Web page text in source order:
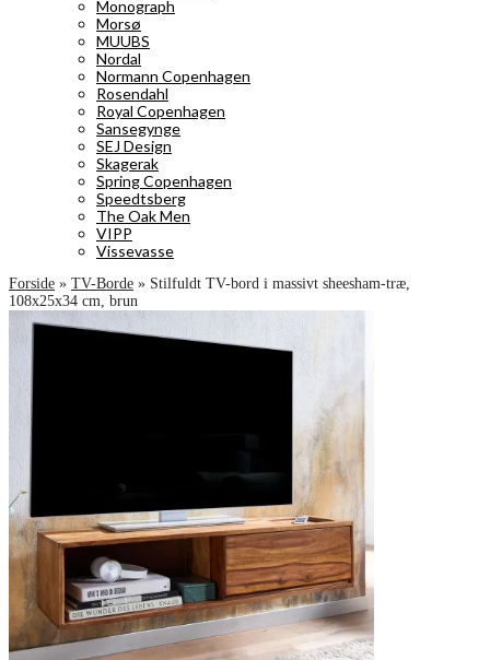
Monograph
Morsø
MUUBS
Nordal
Normann Copenhagen
Rosendahl
Royal Copenhagen
Sansegynge
SEJ Design
Skagerak
Spring Copenhagen
Speedtsberg
The Oak Men
VIPP
Vissevasse
Forside » TV-Borde » Stilfuldt TV-bord i massivt sheesham-træ,
108x25x34 cm, brun